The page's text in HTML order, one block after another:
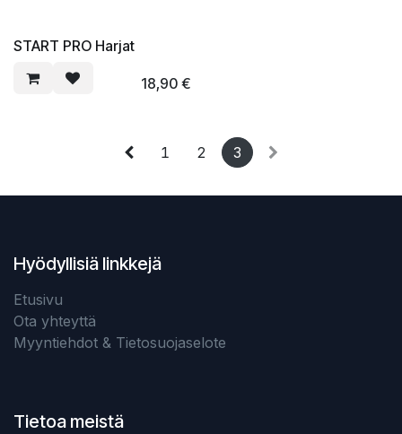
START PRO Harjat
18,90 €
1 2 3
Hyödyllisiä linkkejä
Etusivu
Ota yhteyttä
Myyntiehdot & Tietosuojaselote
Tietoa meistä